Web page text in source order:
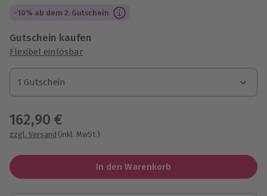
-10% ab dem 2. Gutschein
Gutschein kaufen
Flexibel einlösbar
1 Gutschein
1 Gutschein
1 Gutschein
162,90 €
zzgl. Versand (inkl. MwSt.)
In den Warenkorb